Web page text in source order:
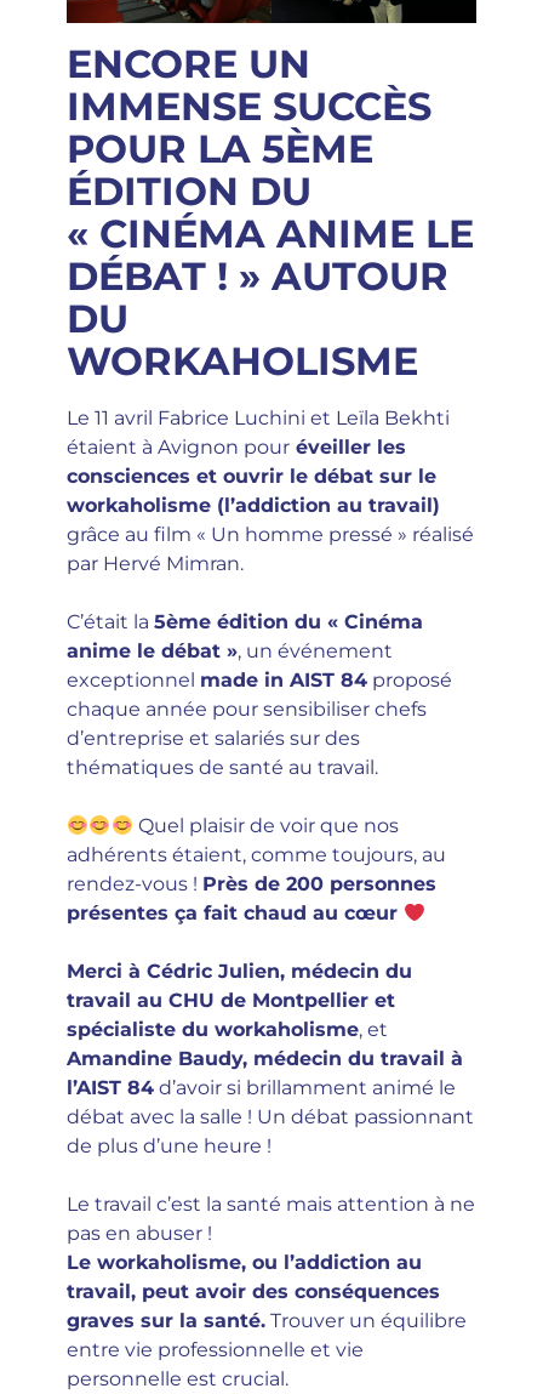
ENCORE UN
IMMENSE SUCCÈS
POUR LA 5ÈME
ÉDITION DU
« CINÉMA ANIME LE
DÉBAT ! » AUTOUR
DU
WORKAHOLISME
Le 11 avril Fabrice Luchini et Leïla Bekhti
étaient à Avignon pour éveiller les
consciences et ouvrir le débat sur le
workaholisme (l’addiction au travail)
grâce au film « Un homme pressé » réalisé
par Hervé Mimran.
C’était la 5ème édition du « Cinéma
anime le débat », un événement
exceptionnel made in AIST 84 proposé
chaque année pour sensibiliser chefs
d’entreprise et salariés sur des
thématiques de santé au travail.
Quel plaisir de voir que nos
adhérents étaient, comme toujours, au
rendez-vous ! Près de 200 personnes
présentes ça fait chaud au cœur
Merci à Cédric Julien, médecin du
travail au CHU de Montpellier et
spécialiste du workaholisme, et
Amandine Baudy, médecin du travail à
l’AIST 84 d’avoir si brillamment animé le
débat avec la salle ! Un débat passionnant
de plus d’une heure !
Le travail c’est la santé mais attention à ne
pas en abuser !
Le workaholisme, ou l’addiction au
travail, peut avoir des conséquences
graves sur la santé. Trouver un équilibre
entre vie professionnelle et vie
personnelle est crucial.